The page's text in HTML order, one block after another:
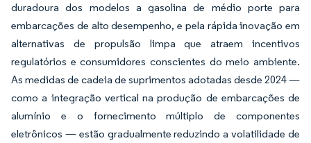
duradoura dos modelos a gasolina de médio porte para
embarcações de alto desempenho, e pela rápida inovação em
alternativas de propulsão limpa que atraem incentivos
regulatórios e consumidores conscientes do meio ambiente.
As medidas de cadeia de suprimentos adotadas desde 2024 —
como a integração vertical na produção de embarcações de
alumínio e o fornecimento múltiplo de componentes
eletrônicos — estão gradualmente reduzindo a volatilidade de